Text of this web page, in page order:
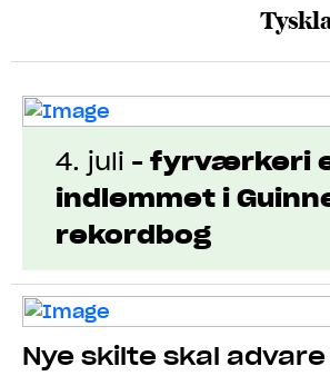
4. juli - fyrværkeri
indlemmet i
rekordbog
Nye skilte skal